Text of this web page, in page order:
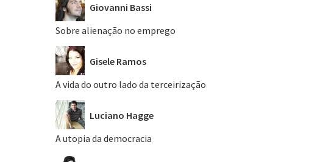
Giovanni Bassi
Sobre alienação no emprego
Gisele Ramos
A vida do outro lado da terceirização
Luciano Hagge
A utopia da democracia